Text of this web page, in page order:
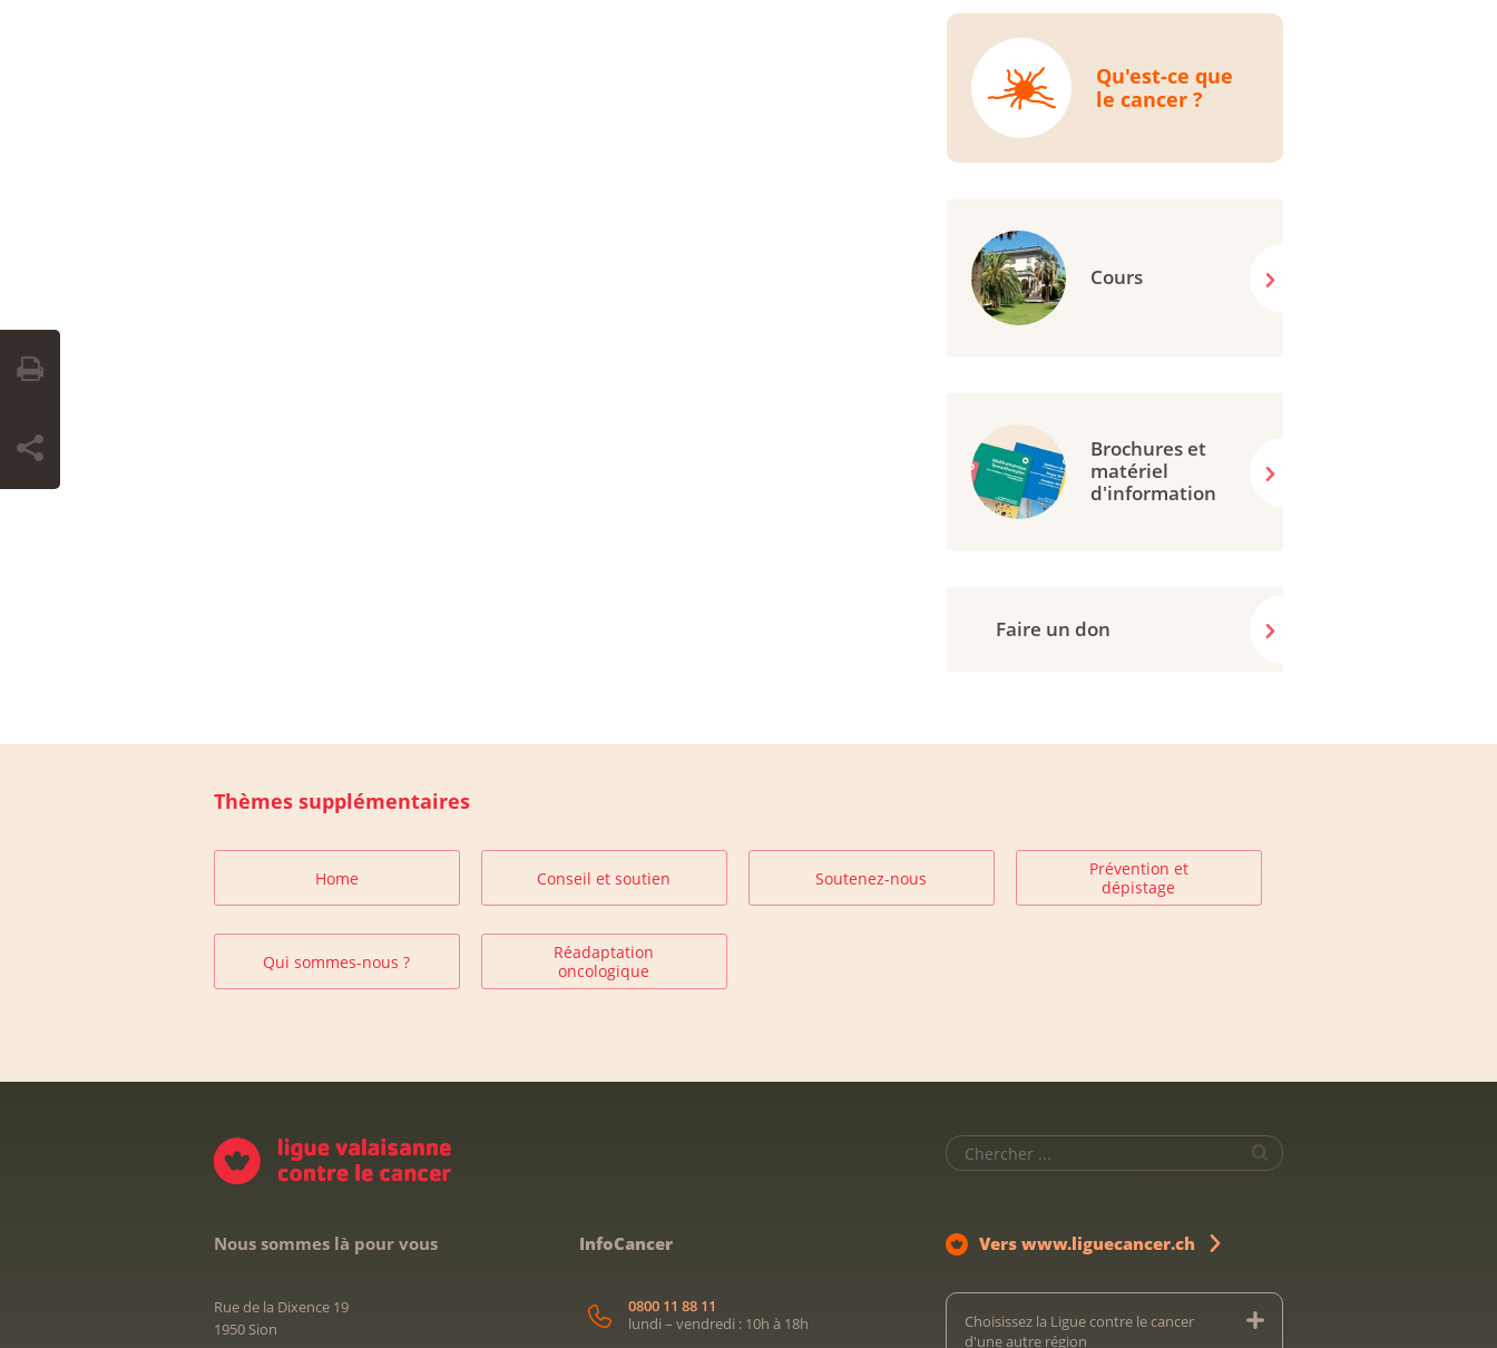
Qu'est-ce que
le cancer ?
Cours
Brochures et
matériel
d'information
Faire un don
Thèmes supplémentaires
Home Conseil et soutien Soutenez-nous
Prévention et
dépistage
Qui sommes-nous ?
Réadaptation
oncologique
Nous sommes là pour vous
Rue de la Dixence 19
1950 Sion
InfoCancer
0800 11 88 11
lundi – vendredi : 10h à 18h
Vers www.liguecancer.ch
Choisissez la Ligue contre le cancer
d'une autre région